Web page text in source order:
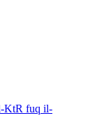
KtR fuq il-